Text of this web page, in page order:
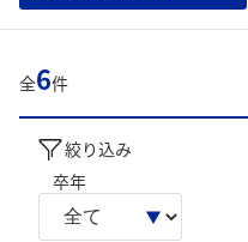
全6件
絞り込み
卒年